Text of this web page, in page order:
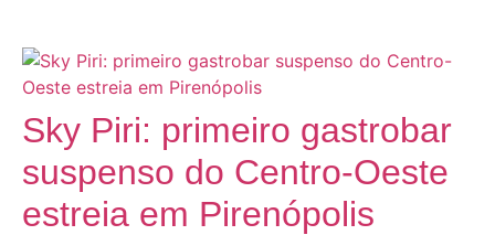
Sky Piri: primeiro gastrobar
suspenso do Centro-Oeste
estreia em Pirenópolis